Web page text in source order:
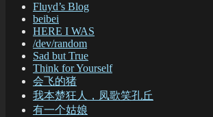
Fluyd’s Blog
beibei
HERE I WAS
/dev/random
Sad but True
Think for Yourself
会飞的猪
我本楚狂人，凤歌笑孔丘
有一个姑娘